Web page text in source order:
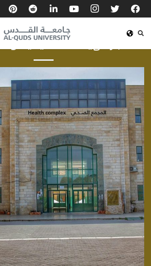
أخبار الهيئة الأكاديمية